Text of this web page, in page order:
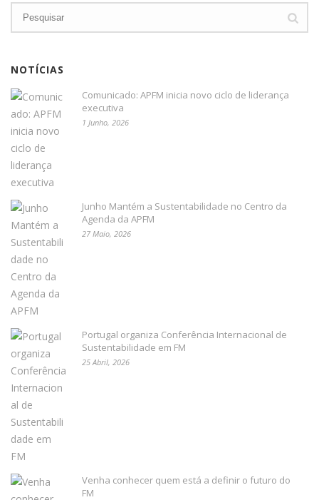
NOTÍCIAS
Comunicado: APFM inicia novo ciclo de liderança
executiva
1 Junho, 2026
Junho Mantém a Sustentabilidade no Centro da
Agenda da APFM
27 Maio, 2026
Portugal organiza Conferência Internacional de
Sustentabilidade em FM
25 Abril, 2026
Venha conhecer quem está a definir o futuro do
FM